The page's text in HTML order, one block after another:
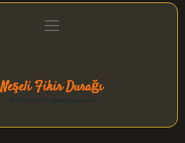
Gizlilik Politikası
menüyü
aç
Neşeli Fikir Durağı